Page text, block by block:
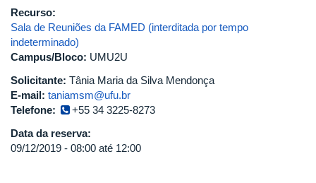
Recurso:
Sala de Reuniões da FAMED (interditada por tempo
indeterminado)
Campus/Bloco: UMU2U
Solicitante: Tânia Maria da Silva Mendonça
E-mail: taniamsm@ufu.br
Telefone:
+55 34 3225-8273
Data da reserva:
09/12/2019 - 08:00 até 12:00